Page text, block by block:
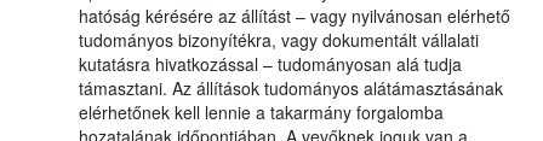
hatóság kérésére az állítást – vagy nyilvánosan elérhető
tudományos bizonyítékra, vagy dokumentált vállalati
kutatásra hivatkozással – tudományosan alá tudja
támasztani. Az állítások tudományos alátámasztásának
elérhetőnek kell lennie a takarmány forgalomba